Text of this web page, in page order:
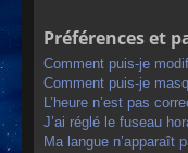
Préférences et
Comment puis-je
Comment puis-je
L’heure n’est pas
J’ai réglé le fuseau
Ma langue n’apparaît